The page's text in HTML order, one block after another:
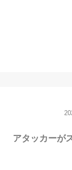
アタッカーが